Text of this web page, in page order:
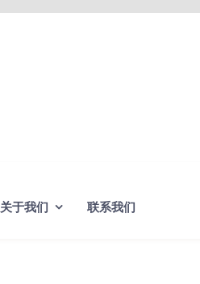
关于我们 联系我们